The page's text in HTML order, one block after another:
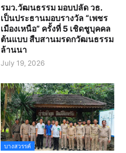
รมว.วัฒนธรรม มอบปลัด วธ.
เป็นประธานมอบรางวัล “เพชร
เมืองเหนือ” ครั้งที่ 5 เชิดชูบุคคล
ต้นแบบ สืบสานมรดกวัฒนธรรม
ล้านนา
July 19, 2026
บางสวรรค์